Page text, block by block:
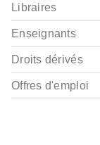
Libraires
Enseignants
Droits dérivés
Offres d'emploi